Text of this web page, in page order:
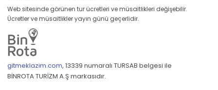
Web sitesinde görünen tur ücretleri ve müsaitlikleri değişebilir.
Ücretler ve müsaitlikler yayın günü geçerlidir.
gitmeklazim.com, 13339 numaralı TURSAB belgesi ile
BİNROTA TURİZM A.Ş markasıdır.